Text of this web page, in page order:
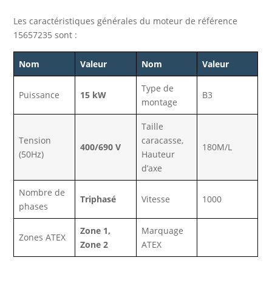
Les caractéristiques générales du moteur de référence
15657235 sont :
Nom Valeur Nom Valeur
Puissance 15 kW
Type de
montage
B3
Tension
(50Hz)
400/690 V
Taille
caracasse,
Hauteur
d’axe
180M/L
Nombre de
phases
Triphasé Vitesse 1000
Zones ATEX
Zone 1,
Zone 2
Marquage
ATEX